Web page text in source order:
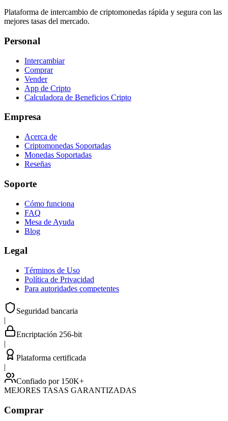
Plataforma de intercambio de criptomonedas rápida y segura con las
mejores tasas del mercado.
Personal
Intercambiar
Comprar
Vender
App de Cripto
Calculadora de Beneficios Cripto
Empresa
Acerca de
Criptomonedas Soportadas
Monedas Soportadas
Reseñas
Soporte
Cómo funciona
FAQ
Mesa de Ayuda
Blog
Legal
Términos de Uso
Política de Privacidad
Para autoridades competentes
Seguridad bancaria
|
Encriptación 256-bit
|
Plataforma certificada
|
Confiado por 150K+
MEJORES TASAS GARANTIZADAS
Comprar